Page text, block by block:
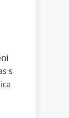
s